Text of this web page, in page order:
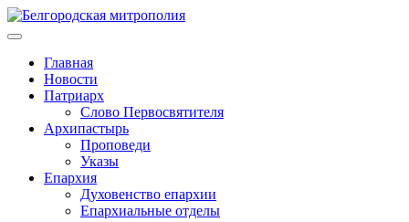
Главная
Новости
Патриарх
Слово Первосвятителя
Архипастырь
Проповеди
Указы
Епархия
Духовенство епархии
Епархиальные отделы